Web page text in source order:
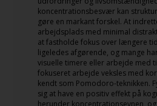
koncentrationsbesvær kan
gøre en markant forskel. At
arbejdsplads med minimal
at fastholde fokus over længere
ligeledes afgørende, og mange
visuelle timere eller arbejde med
fokuseret arbejde veksles med
kendt som Pomodoro-teknikken.
sig at have en positiv effekt på
herunder koncentrationsevnen,